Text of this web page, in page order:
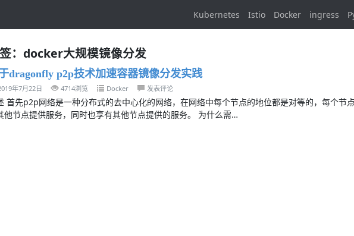
Kubernetes Istio Docker ingress
：docker大规模镜像分发
dragonfly p2p技术加速容器镜像分发实践
年7月22日 4714浏览 Docker 发表评论
首先p2p网络是一种分布式的去中心化的网络，在网络中每个节点的地位都是对等的，每个节
他节点提供服务，同时也享有其他节点提供的服务。 为什么需…